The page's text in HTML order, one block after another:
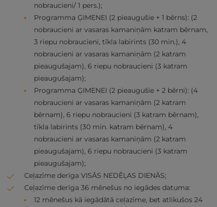
nobraucieni/ 1 pers.);
Programma ĢIMENEI (2 pieaugušie + 1 bērns): (2
nobraucieni ar vasaras kamaniņām katram bērnam,
3 riepu nobraucieni, tīkla labirints (30 min.), 4
nobraucieni ar vasaras kamaniņām (2 katram
pieaugušajam), 6 riepu nobraucieni (3 katram
pieaugušajam);
Programma ĢIMENEI (2 pieaugušie + 2 bērni): (4
nobraucieni ar vasaras kamaniņām (2 katram
bērnam), 6 riepu nobraucieni (3 katram bērnam),
tīkla labirints (30 min. katram bērnam), 4
nobraucieni ar vasaras kamaniņām (2 katram
pieaugušajam), 6 riepu nobraucieni (3 katram
pieaugušajam);
Ceļazīme derīga VISĀS NEDĒĻAS DIENĀS;
Ceļazīme derīga 36 mēnešus no iegādes datuma:
12 mēnešus kā iegādātā ceļazīme, bet atlikušos 24